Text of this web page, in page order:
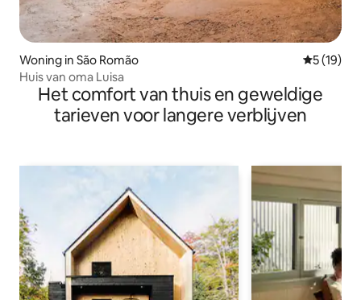
Woning in São Romão
5 (19)
Huis van oma Luisa
Het comfort van thuis en geweldige
tarieven voor langere verblijven